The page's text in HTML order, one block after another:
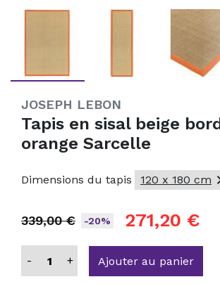
JOSEPH LEBON
Tapis en sisal beige
orange Sarcelle
Dimensions du tapis 120 x 180 cm
339,00 € -20% 271,20 €
- + Ajouter au panier